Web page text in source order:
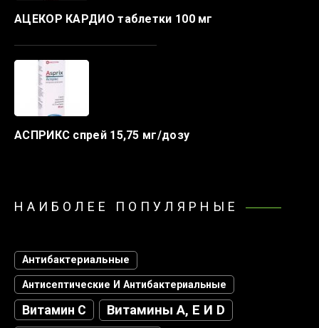
АЦЕКОР КАРДИО таблетки 100 мг
АСПРИКС спрей 15,75 мг/дозу
НАИБОЛЕЕ ПОПУЛЯРНЫЕ
Антибактериальные
Антисептические И Антибактериальные
Витамин С Витамины А, Е И D